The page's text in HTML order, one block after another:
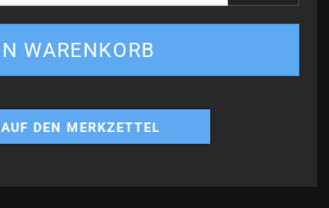
AUF DEN MERKZETTEL